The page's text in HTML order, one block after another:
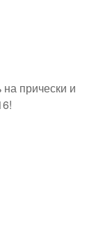
прически и